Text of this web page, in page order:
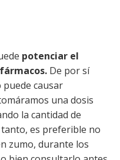
potenciar el
De por sí
causar
una dosis
la cantidad de
es preferible no
zumo, durante los